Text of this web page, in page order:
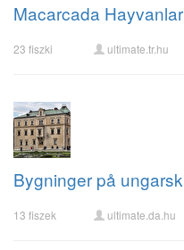
Macarcada Hayvanlar
23 fiszki ultimate.tr.hu
Bygninger på ungarsk
13 fiszek ultimate.da.hu